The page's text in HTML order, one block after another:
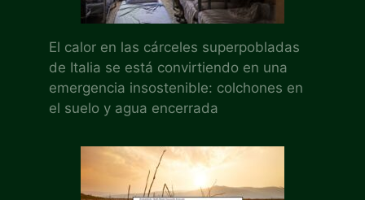
El calor en las cárceles superpobladas
de Italia se está convirtiendo en una
emergencia insostenible: colchones en
el suelo y agua encerrada